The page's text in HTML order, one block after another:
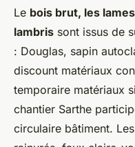
Le bois brut, les
lambris sont issus de
: Douglas, sapin
discount matériaux
temporaire matériaux
chantier Sarthe
circulaire bâtiment.